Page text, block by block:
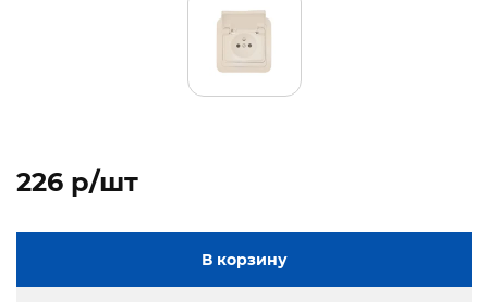
226 p/шт
В корзину